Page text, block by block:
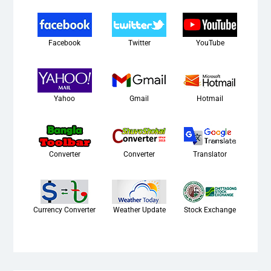
Facebook Twitter YouTube
Yahoo Gmail Hotmail
Converter Converter Translator
Currency Converter Weather Update Stock Exchange